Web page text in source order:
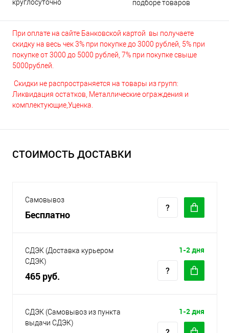
круглосуточно подборе товаров
При оплате на сайте Банковской картой вы получаете
скидку на весь чек 3% при покупке до 3000 рублей, 5% при
покупке от 3000 до 5000 рублей, 7% при покупке свыше
5000рублей.
Скидки не распространяется на товары из групп:
Ликвидация остатков, Металлические ограждения и
комплектующие,Уценка.
СТОИМОСТЬ ДОСТАВКИ
Самовывоз
Бесплатно
СДЭК (Доставка курьером
СДЭК)
465 руб.
1-2 дня
СДЭК (Самовывоз из пункта
выдачи СДЭК)
1-2 дня